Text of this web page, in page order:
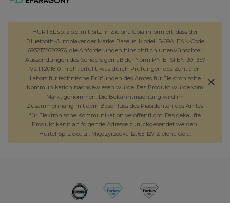
HURTEL sp. z o.o. mit Sitz in Zielona Góra informiert, dass der
Bluetooth-Autoplayer der Marke Baseus, Modell S-09A, EAN-Code
6932172626976, die Anforderungen hinsichtlich unerwünschter
Aussendungen des Senders gemäß der Norm PN-ETSI EN 301 357
V2.1.1:2018-01 nicht erfüllt, was durch Prüfungen des Zentralen
Labors für technische Prüfungen des Amtes für Elektronische
Kommunikation nachgewiesen wurde. Das Produkt wurde vom
Markt genommen. Die Bekanntmachung wird im
Zusammenhang mit dem Beschluss des Präsidenten des Amtes
für Elektronische Kommunikation veröffentlicht. Das gekaufte
Produkt kann an folgende Adresse zurückgesendet werden:
Hurtel Sp. z o.o., ul. Międzyrzecka 12, 65-127 Zielona Góra.